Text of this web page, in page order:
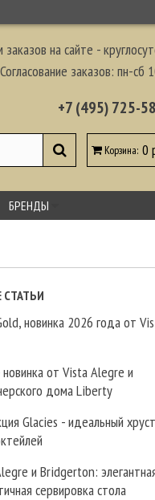
на сайте -
Согласование заказов: пн-сб
+7 (495) 725-
Корзина: 0
БРЕНДЫ
СТАТЬИ
новинка 2026 года от
от Vista Alegre и
дома Liberty
Glacies - идеальный
и Bridgerton:
сервировка стола